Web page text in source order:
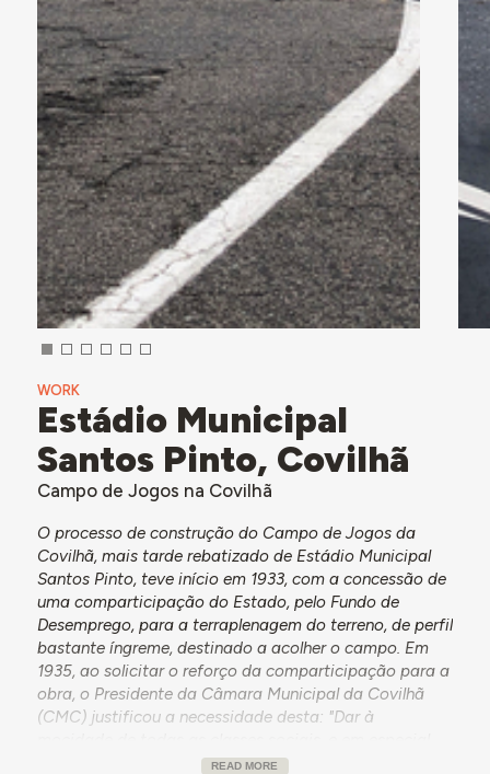
WORK
Estádio Municipal
Santos Pinto, Covilhã
Campo de Jogos na Covilhã
O processo de construção do Campo de Jogos da
Covilhã, mais tarde rebatizado de Estádio Municipal
Santos Pinto, teve início em 1933, com a concessão de
uma comparticipação do Estado, pelo Fundo de
Desemprego, para a terraplenagem do terreno, de perfil
bastante íngreme, destinado a acolher o campo. Em
1935, ao solicitar o reforço da comparticipação para a
obra, o Presidente da Câmara Municipal da Covilhã
(CMC) justificou a necessidade desta: "Dar à
da operária, as condições de fazerem a sua cultura
READ MORE